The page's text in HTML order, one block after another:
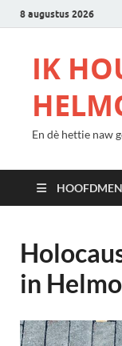
8 augustus 2026
IK
En dè hettie naw
in